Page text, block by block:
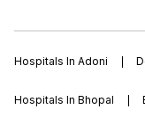
Hospitals In Adoni
Hospitals In Bhopal